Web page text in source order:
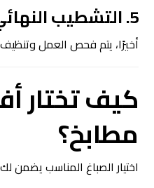
5. التشطيب النهائي
أخيرًا، يتم فحص العمل
كيف تختار
مطابخ؟
اختيار الصباغ المناسب يضمن لك